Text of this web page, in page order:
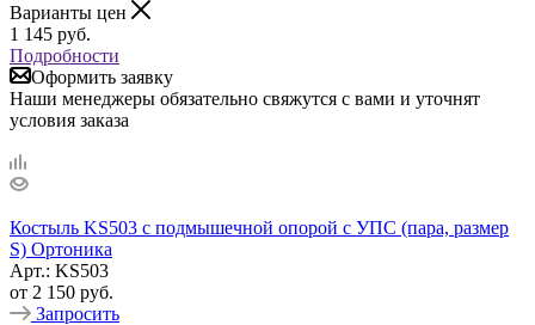
Варианты цен
1 145 руб.
Подробности
Оформить заявку
Наши менеджеры обязательно свяжутся с вами и уточнят
условия заказа
Костыль KS503 с подмышечной опорой c УПС (пара, размер
S) Ортоника
Арт.: KS503
от 2 150 руб.
Запросить